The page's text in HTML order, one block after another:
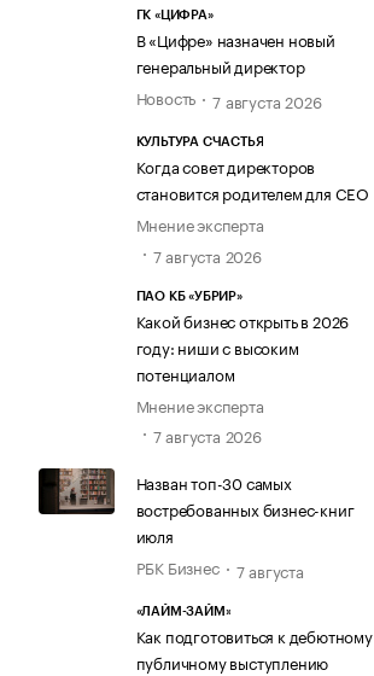
ГК «ЦИФРА»
В «Цифре» назначен новый
генеральный директор
Новость
7 августа 2026
КУЛЬТУРА СЧАСТЬЯ
Когда совет директоров
становится родителем для CEO
Мнение эксперта
7 августа 2026
ПАО КБ «УБРИР»
Какой бизнес открыть в 2026
году: ниши с высоким
потенциалом
Мнение эксперта
7 августа 2026
Назван топ-30 самых
востребованных бизнес-книг
июля
РБК Бизнес
7 августа
«ЛАЙМ-ЗАЙМ»
Как подготовиться к дебютному
публичному выступлению